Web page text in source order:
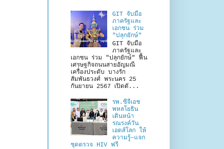
GIT จับมือ
ภาครัฐและ
เอกชน ร่วม
"ปลุกยักษ์"
GIT จับมือ
ภาครัฐและ
เอกชน ร่วม "ปลุกยักษ์" ฟื้น
เศรษฐกิจถนนสายอัญมณี
เครื่องประดับ บางรัก
สัมพันธวงศ์ พระนคร 25
กันยายน 2567 เปิดตั...
รพ.ซีจีเอช
พหลโยธิน
เดินหน้า
รณรงค์วัน
เอดส์โลก ให้
ความรู้–แจก
ชุดตรวจ HIV ฟรี